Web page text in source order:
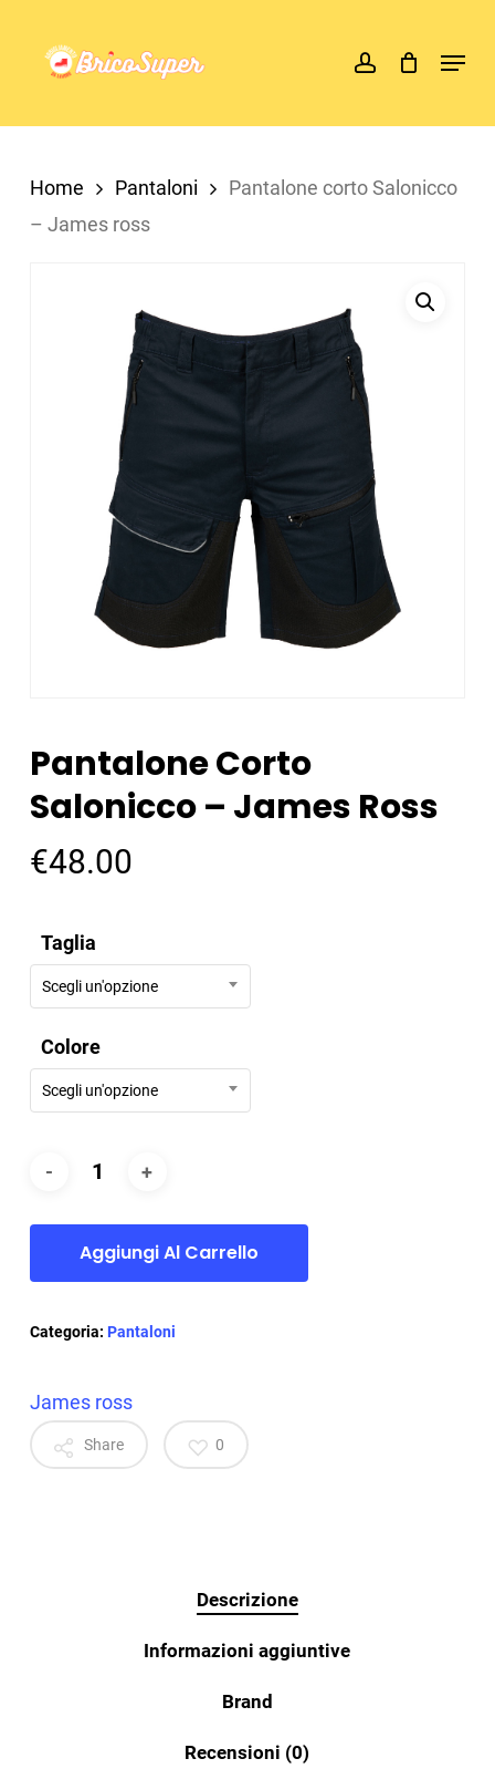
content
account Menu
Home Pantaloni
Pantalone corto Salonicco
– James ross
Pantalone Corto
Salonicco – James Ross
€48.00
Taglia
Scegli un'opzione
Colore
Scegli un'opzione
Aggiungi Al Carrello
Categoria: Pantaloni
James ross
Share 0
Descrizione
Informazioni aggiuntive
Brand
Recensioni (0)